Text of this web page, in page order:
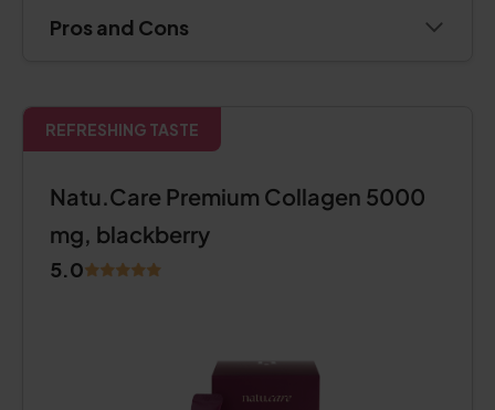
Pros and Cons
REFRESHING TASTE
Natu.Care Premium Collagen 5000
mg, blackberry
5.0